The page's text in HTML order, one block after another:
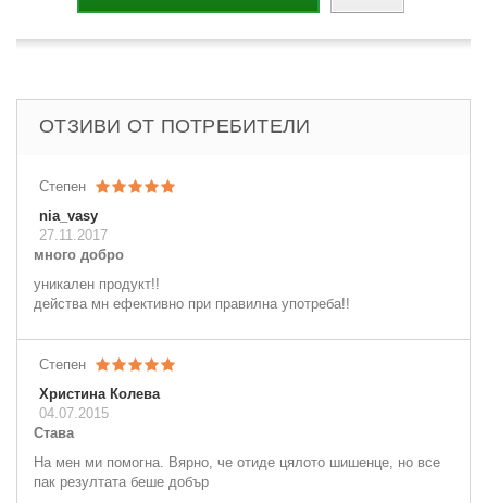
ОТЗИВИ ОТ ПОТРЕБИТЕЛИ
Степен
nia_vasy
27.11.2017
много добро
уникален продукт!!
действа мн ефективно при правилна употреба!!
Степен
Христина Колева
04.07.2015
Става
На мен ми помогна. Вярно, че отиде цялото шишенце, но все
пак резултата беше добър